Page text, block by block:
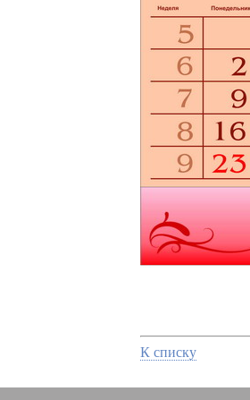
К списку